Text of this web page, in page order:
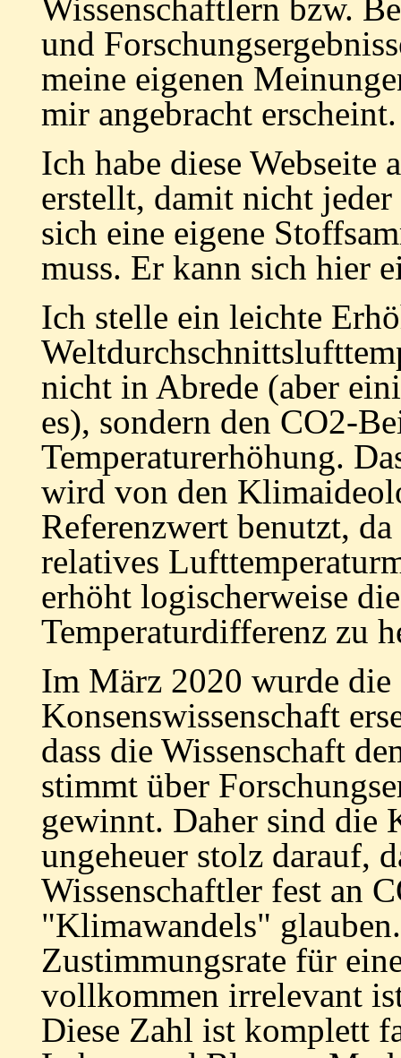
Wissenschaftlern bzw.
und
meine eigenen
mir angebracht erscheint.
Ich habe diese Webseite
erstellt, damit nicht
sich eine eigene
muss. Er kann sich hier
Ich stelle ein leichte
nicht in Abrede (aber
es), sondern den CO2-
Temperaturerhöhung.
wird von den
Referenzwert benutzt,
relatives
erhöht logischerweise
Temperaturdifferenz zu
Im März 2020 wurde die
Konsenswissenschaft
dass die Wissenschaft
stimmt über
gewinnt. Daher sind die
ungeheuer stolz darauf,
Wissenschaftler fest an
"Klimawandels"
Zustimmungsrate für
vollkommen irrelevant
Diese Zahl ist komplett